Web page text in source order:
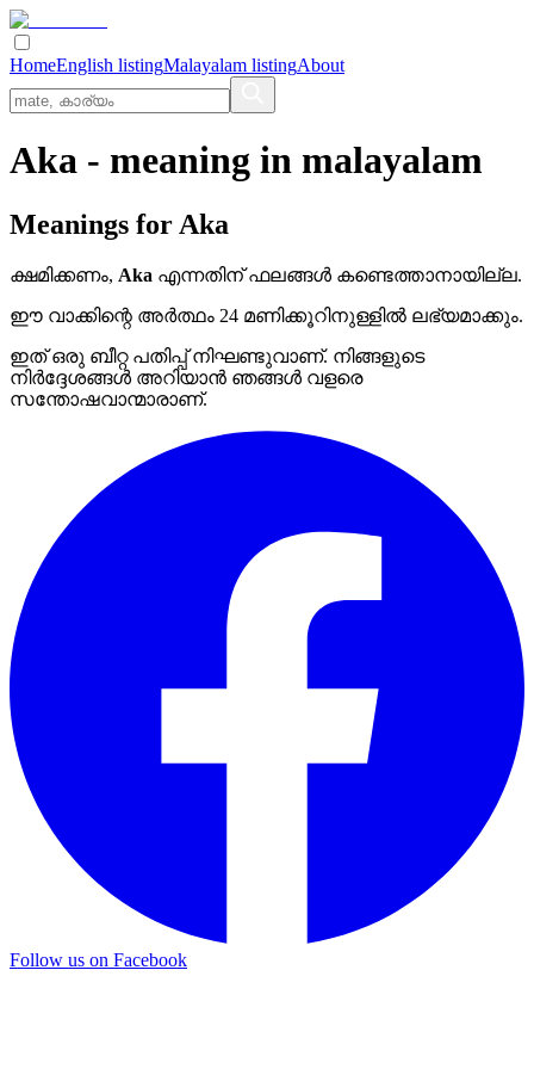
HomeEnglish listingMalayalam listingAbout
Aka - meaning in malayalam
Meanings for Aka
ക്ഷമിക്കണം, Aka എന്നതിന് ഫലങ്ങൾ കണ്ടെത്താനായില്ല.
ഈ വാക്കിന്റെ അർത്ഥം 24 മണിക്കൂറിനുള്ളിൽ ലഭ്യമാക്കും.
ഇത് ഒരു ബീറ്റ പതിപ്പ് നിഘണ്ടുവാണ്. നിങ്ങളുടെ
നിർദ്ദേശങ്ങൾ അറിയാൻ ഞങ്ങൾ വളരെ
സന്തോഷവാന്മാരാണ്.
Follow us on Facebook